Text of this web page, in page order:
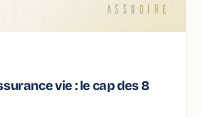
ASSU DIRE
vie : le cap des 8